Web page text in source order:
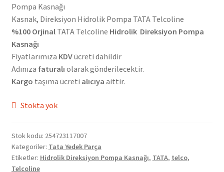
Pompa Kasnağı
Kasnak, Direksiyon Hidrolik Pompa TATA Telcoline
%100 OrjinalTATA Telcoline Hidrolik Direksiyon Pompa
Kasnağı
Fiyatlarımıza KDVücreti dahildir
Adınıza faturalı olarak gönderilecektir.
Kargo taşıma ücreti alıcıya aittir.
Stokta yok
Stok kodu: 254723117007
Kategoriler: Tata Yedek Parça
Etiketler: Hidrolik Direksiyon Pompa Kasnağı, TATA, telco,
Telcoline